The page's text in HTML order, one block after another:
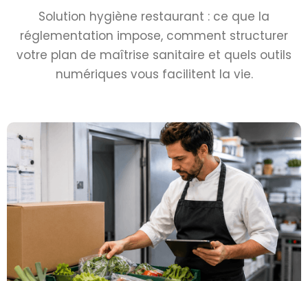
Solution hygiène restaurant : ce que la
réglementation impose, comment structurer
votre plan de maîtrise sanitaire et quels outils
numériques vous facilitent la vie.